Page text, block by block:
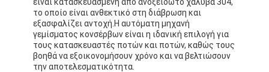
το οποίο είναι ανθεκτικό στη διάβρωση και
εξασφαλίζει αντοχή.Η αυτόματη μηχανή
γεμίσματος κονσέρβων είναι η ιδανική επιλογή για
τους κατασκευαστές ποτών και ποτών, καθώς τους
βοηθά να εξοικονομήσουν χρόνο και να βελτιώσουν
την αποτελεσματικότητα.